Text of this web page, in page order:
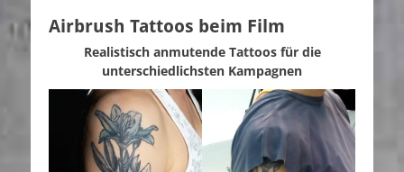
Airbrush Tattoos beim Film
Realistisch anmutende Tattoosfür die
unterschiedlichsten Kampagnen